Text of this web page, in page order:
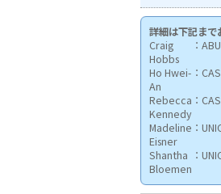
詳細は下記まで
Craig
Hobbs
：
Ho Hwei-
An
：
Rebecca
Kennedy
：
Madeline
Eisner
：
Shantha
Bloemen
：